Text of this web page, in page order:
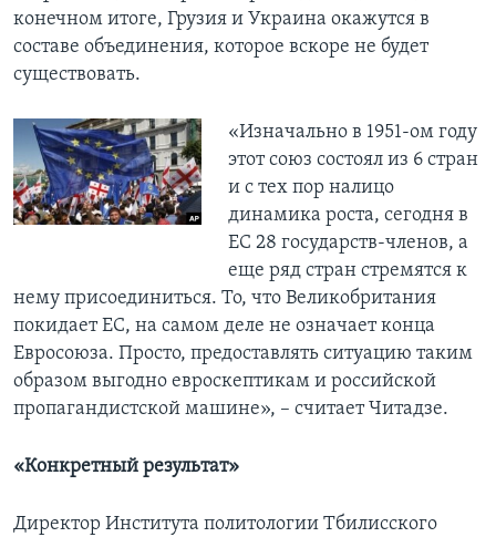
конечном итоге, Грузия и Украина окажутся в
составе объединения, которое вскоре не будет
существовать.
«Изначально в 1951-ом году
этот союз состоял из 6 стран
и с тех пор налицо
динамика роста, сегодня в
ЕС 28 государств-членов, а
еще ряд стран стремятся к
нему присоединиться. То, что Великобритания
покидает ЕС, на самом деле не означает конца
Евросоюза. Просто, предоставлять ситуацию таким
образом выгодно евроскептикам и российской
пропагандистской машине», – считает Читадзе.
«Конкретный результат»
Директор Института политологии Тбилисского